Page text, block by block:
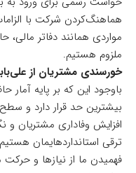
هماهنگ‌کردن شرکت با
مواردی همانند دفاتر
ملزوم هستیم.
خورسندی مشتریان از
باوجود این که بر پایه
بیشترین حد قرار دارد و
افزایش وفاداری مشتریان و
ترقی استانداردهایمان
فهمیدن ما از نیازها و